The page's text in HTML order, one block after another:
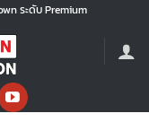
ระดับ Premium